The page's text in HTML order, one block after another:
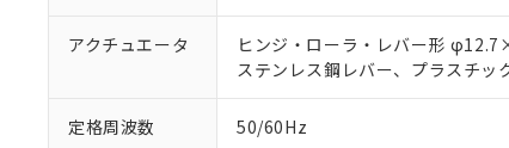
アクチュエータ
ヒンジ・ローラ・レバー形
ステンレス鋼レバー、プラスチッ
定格周波数 50/60Hz